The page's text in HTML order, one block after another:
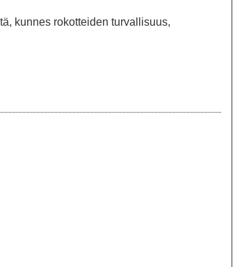
kunnes rokotteiden turvallisuus,